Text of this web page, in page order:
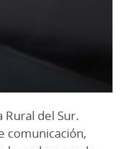
Rural del Sur.
comunicación,